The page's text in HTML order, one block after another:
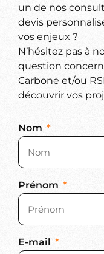
un de nos
devis
vos enjeux ?
N’hésitez pas à
question
Carbone et/ou
découvrir vos
Nom
Prénom
E-mail